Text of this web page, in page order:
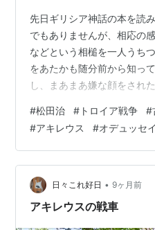
先日ギリシア神話の本を読
でもありませんが、相応の
などという相槌を一人うち
をあたかも随分前から知っ
し、まあまあ嫌な顔をされ
が、Amazonで歴史本のセ
ので、有難く利用させて頂
したのが本作であります。
の端的な感想は、「歴史好
さ。一般には薦めづらい」
は…
#松田治 # トロイア戦争 #
#アキレウス #オデュッセ
日々これ好日 • 9ヶ月前
アキレウスの戦車